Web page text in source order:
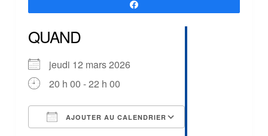
QUAND
jeudi 12 mars 2026
20 h 00 - 22 h 00
AJOUTER AU CALENDRIER